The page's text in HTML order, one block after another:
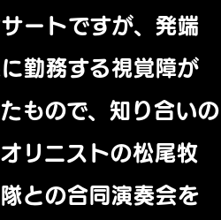
ートですが、発端
勤務する視覚障が
もので、知り合いの
リニストの松尾牧
との合同演奏会を